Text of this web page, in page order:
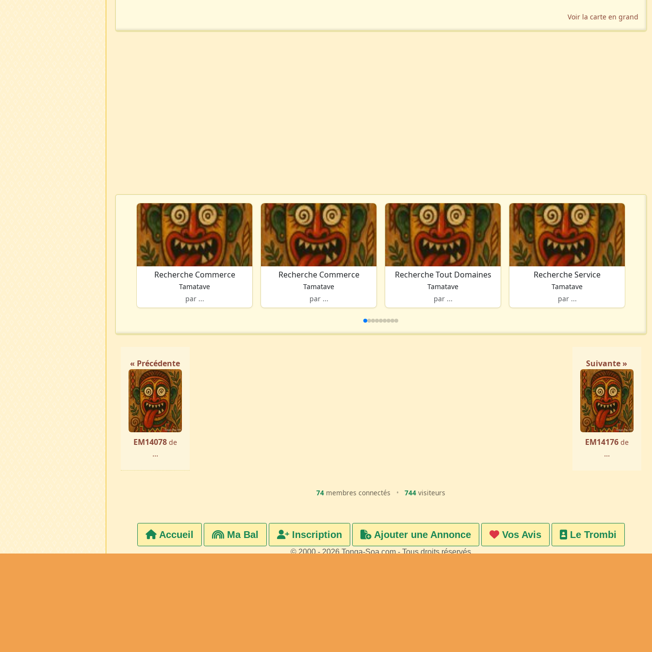
Voir la carte en grand
Recherche Commerce
Tamatave
par ...
Recherche Commerce
Tamatave
par ...
Recherche Tout Domaines
Tamatave
par ...
Recherche Service
Tamatave
par ...
« Précédente
EM14078 de
...
Suivante »
EM14176 de
...
74 membres connectés • 744 visiteurs
Accueil Ma Bal Inscription Ajouter une Annonce Vos Avis Le Trombi
© 2000 - 2026 Tonga-Soa.com - Tous droits réservés